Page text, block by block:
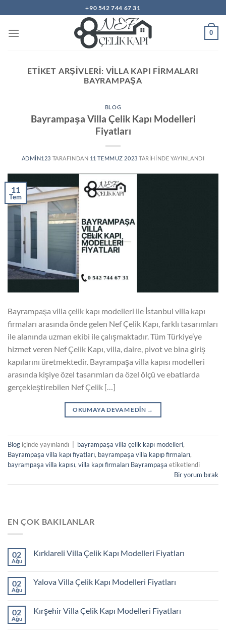
atla
+90 542 744 67 31
0
ETIKET ARŞIVLERI: VILLA KAPI FIRMALARI
BAYRAMPAŞA
BLOG
Bayrampaşa Villa Çelik Kapı Modelleri
Fiyatları
ADMIN123 TARAFINDAN 11 TEMMUZ 2023 TARIHINDE YAYINLANDI
11
Tem
Bayrampaşa villa çelik kapı modelleri ile İstanbul villa kapı
firmaları arasında önde gelen Nef Çelik Kapı, farklı tasarımları
ile alanında uzman ekibi ile çalışmaktadır. Tüm Türkiye’ye
hizmet veren Nef Çelik Kapı, villa, daire, pivot ve bina giriş
kapılarını üretmektedir. Bayrampaşa villa kapısı modelleri
arasında kişiye özel tasarımları da özel ölçü ve ebatlarda
gerçekleştirebilen Nef Çelik […]
OKUMAYA DEVAM EDIN →
Blog içinde yayınlandı bayrampaşa villa çelik kapı modelleri,
Bayrampaşa villa kapı fiyatları, bayrampaşa villa kapıp firmaları,
bayrampaşa villa kapısı, villa kapı firmaları Bayrampaşa etiketlendi
Bir yorum bırak
EN ÇOK BAKILANLAR
02
Ağu
Kırklareli Villa Çelik Kapı Modelleri Fiyatları
02
Ağu
Yalova Villa Çelik Kapı Modelleri Fiyatları
02
Ağu
Kırşehir Villa Çelik Kapı Modelleri Fiyatları